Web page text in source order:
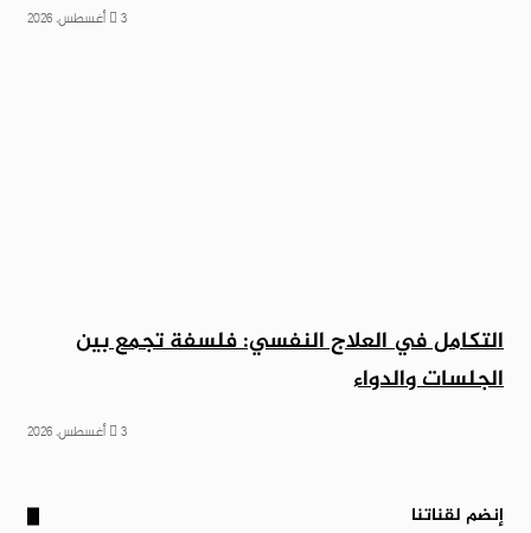
3 أغسطس، 2026
التكامل في العلاج النفسي: فلسفة تجمع بين
الجلسات والدواء
3 أغسطس، 2026
إنضم لقناتنا